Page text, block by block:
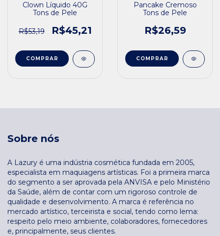
Clown Líquido 40G
Tons de Pele
R$53,19 R$45,21
COMPRAR
Pancake Cremoso
Tons de Pele
R$26,59
COMPRAR
Sobre nós
A Lazury é uma indústria cosmética fundada em 2005,
especialista em maquiagens artísticas. Foi a primeira marca
do segmento a ser aprovada pela ANVISA e pelo Ministério
da Saúde, além de contar com um rigoroso controle de
qualidade e desenvolvimento. A marca é referência no
mercado artístico, terceirista e social, tendo como lema:
respeito pelo meio ambiente, colaboradores, fornecedores
e, principalmente, seus clientes.